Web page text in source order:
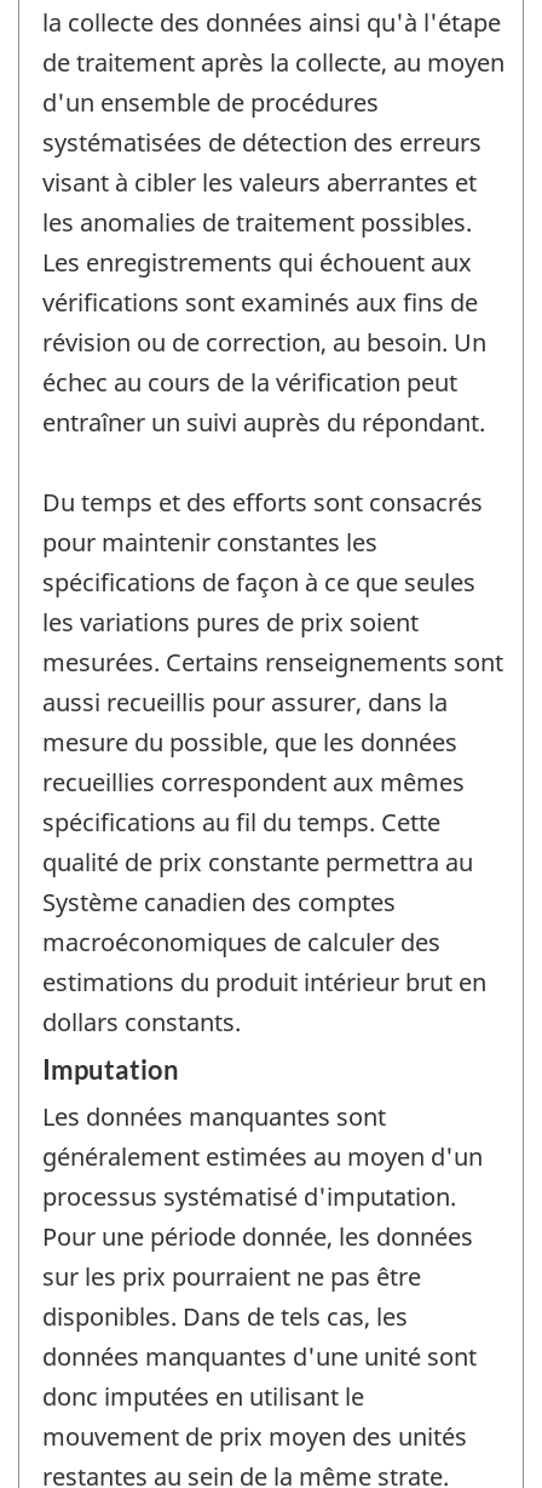
la collecte des données ainsi qu'à l'étape
de traitement après la collecte, au moyen
d'un ensemble de procédures
systématisées de détection des erreurs
visant à cibler les valeurs aberrantes et
les anomalies de traitement possibles.
Les enregistrements qui échouent aux
vérifications sont examinés aux fins de
révision ou de correction, au besoin. Un
échec au cours de la vérification peut
entraîner un suivi auprès du répondant.
Du temps et des efforts sont consacrés
pour maintenir constantes les
spécifications de façon à ce que seules
les variations pures de prix soient
mesurées. Certains renseignements sont
aussi recueillis pour assurer, dans la
mesure du possible, que les données
recueillies correspondent aux mêmes
spécifications au fil du temps. Cette
qualité de prix constante permettra au
Système canadien des comptes
macroéconomiques de calculer des
estimations du produit intérieur brut en
dollars constants.
Imputation
Les données manquantes sont
généralement estimées au moyen d'un
processus systématisé d'imputation.
Pour une période donnée, les données
sur les prix pourraient ne pas être
disponibles. Dans de tels cas, les
données manquantes d'une unité sont
donc imputées en utilisant le
mouvement de prix moyen des unités
restantes au sein de la même strate.